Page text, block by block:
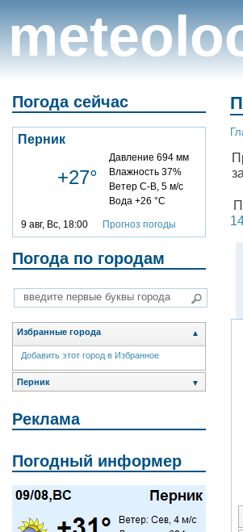
Погода сейчас
Перник
+27°
Давление 694 мм
Влажность 37%
Ветер С-В, 5 м/с
Вода +26 °C
9 авг, Вс, 18:00 Прогноз погоды
Погода по городам
Избранные города ▲
Добавить этот город в Избранное
Перник ▼
Реклама
Погодный информер